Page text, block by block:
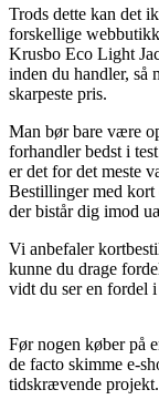
Trods dette kan det
forskellige
Krusbo Eco Light
inden du handler, så
skarpeste pris.
Man bør bare være
forhandler bedst i
er det for det meste
Bestillinger med kort
der bistår dig imod
Vi anbefaler
kunne du drage
vidt du ser en fordel
Før nogen køber på
de facto skimme e-
tidskrævende projekt.